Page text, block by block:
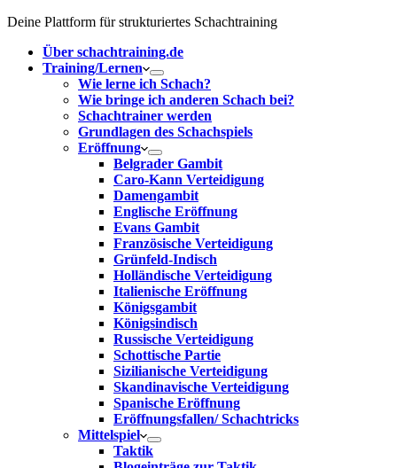
Deine Plattform für strukturiertes Schachtraining
Über schachtraining.de
Training/Lernen
Wie lerne ich Schach?
Wie bringe ich anderen Schach bei?
Schachtrainer werden
Grundlagen des Schachspiels
Eröffnung
Belgrader Gambit
Caro-Kann Verteidigung
Damengambit
Englische Eröffnung
Evans Gambit
Französische Verteidigung
Grünfeld-Indisch
Holländische Verteidigung
Italienische Eröffnung
Königsgambit
Königsindisch
Russische Verteidigung
Schottische Partie
Sizilianische Verteidigung
Skandinavische Verteidigung
Spanische Eröffnung
Eröffnungsfallen/ Schachtricks
Mittelspiel
Taktik